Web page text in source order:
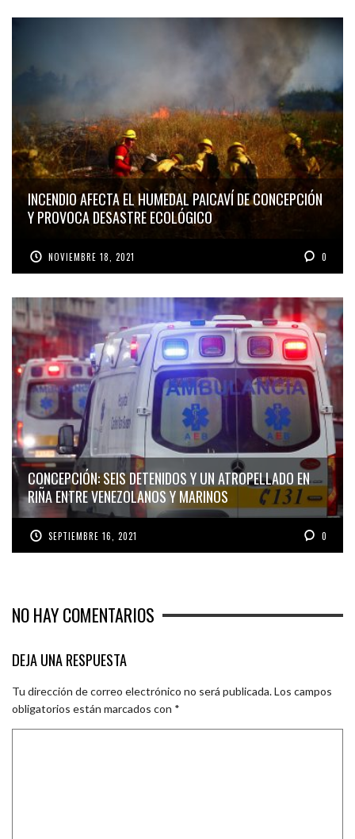
INCENDIO AFECTA EL HUMEDAL PAICAVÍ DE CONCEPCIÓN
Y PROVOCA DESASTRE ECOLÓGICO
NOVIEMBRE 18, 2021 0
CONCEPCIÓN: SEIS DETENIDOS Y UN ATROPELLADO EN
RIÑA ENTRE VENEZOLANOS Y MARINOS
SEPTIEMBRE 16, 2021 0
NO HAY COMENTARIOS
DEJA UNA RESPUESTA
Tu dirección de correo electrónico no será publicada.Los campos
obligatorios están marcados con *